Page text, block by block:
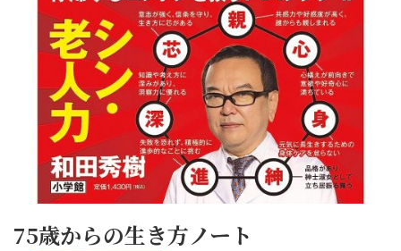
75歳からの生き方ノート